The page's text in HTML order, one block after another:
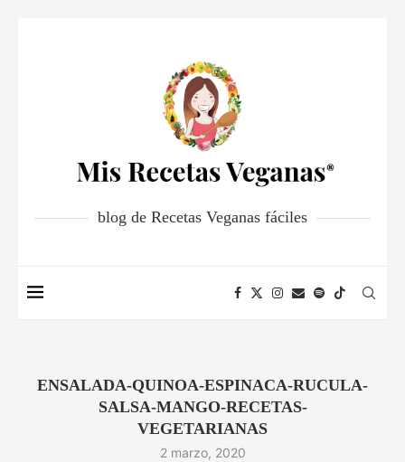
blog de Recetas Veganas fáciles
ENSALADA-QUINOA-ESPINACA-RUCULA-
SALSA-MANGO-RECETAS-
VEGETARIANAS
2 marzo, 2020